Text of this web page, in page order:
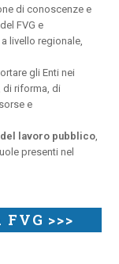
di conoscenze e
FVG e
livello regionale,
gli Enti nei
di riforma, di
e
del lavoro pubblico
presenti nel
>>>